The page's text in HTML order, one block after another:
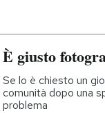
È giusto
Se lo è chiesto un
comunità dopo una
problema